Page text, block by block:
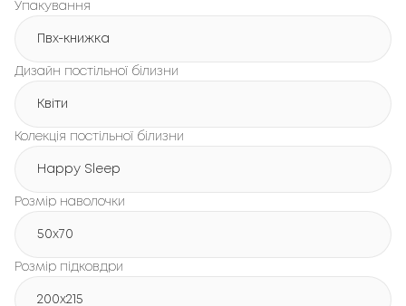
Упакування
Пвх-книжка
Дизайн постільної білизни
Квіти
Колекція постільної білизни
Happy Sleep
Розмір наволочки
50x70
Розмір підковдри
200х215